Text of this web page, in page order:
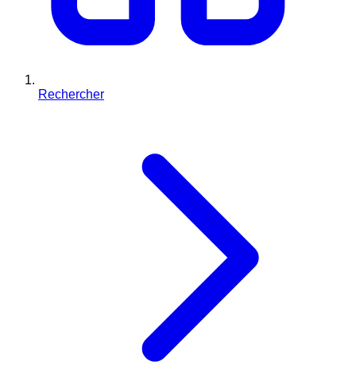
Rechercher